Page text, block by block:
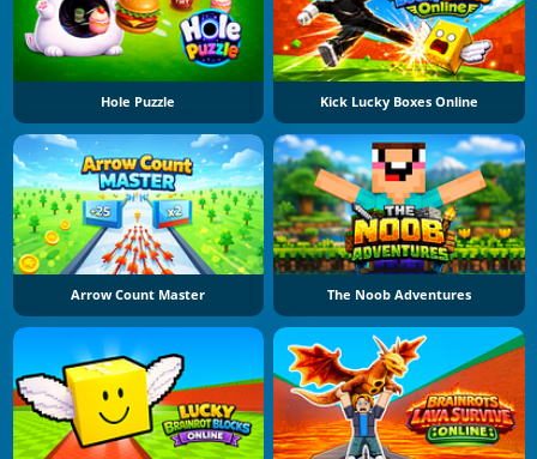
Hole Puzzle Kick Lucky Boxes Online
Arrow Count Master The Noob Adventures